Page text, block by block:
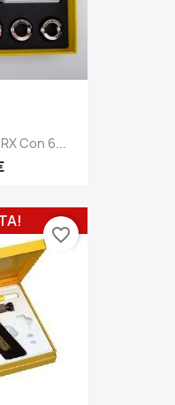
Con 6...
favorite_border